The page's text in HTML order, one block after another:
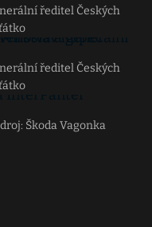
ředitel Českých
ředitel Českých
Škoda Vagonka